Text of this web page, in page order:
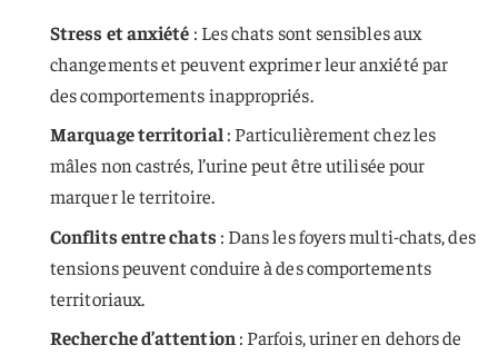
Stress et anxiété : Les chats sont sensibles aux
changements et peuvent exprimer leur anxiété par
des comportements inappropriés.
Marquage territorial : Particulièrement chez les
mâles non castrés, l’urine peut être utilisée pour
marquer le territoire.
Conflits entre chats : Dans les foyers multi-chats, des
tensions peuvent conduire à des comportements
territoriaux.
Recherche d’attention : Parfois, uriner en dehors de